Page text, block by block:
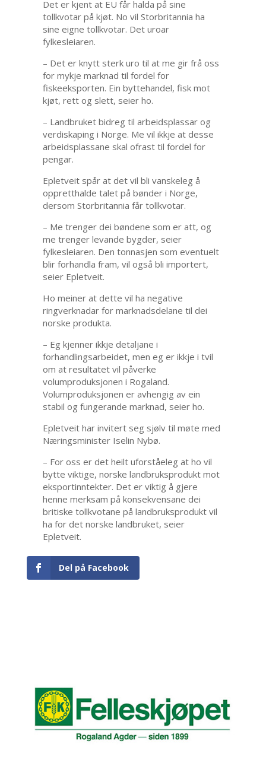
Det er kjent at EU får halda på sine
tollkvotar på kjøt. No vil Storbritannia ha
sine eigne tollkvotar. Det uroar
fylkesleiaren.
– Det er knytt sterk uro til at me gir frå oss
for mykje marknad til fordel for
fiskeeksporten. Ein byttehandel, fisk mot
kjøt, rett og slett, seier ho.
– Landbruket bidreg til arbeidsplassar og
verdiskaping i Norge. Me vil ikkje at desse
arbeidsplassane skal ofrast til fordel for
pengar.
Epletveit spår at det vil bli vanskeleg å
oppretthalde talet på bønder i Norge,
dersom Storbritannia får tollkvotar.
– Me trenger dei bøndene som er att, og
me trenger levande bygder, seier
fylkesleiaren. Den tonnasjen som eventuelt
blir forhandla fram, vil også bli importert,
seier Epletveit.
Ho meiner at dette vil ha negative
ringverknadar for marknadsdelane til dei
norske produkta.
– Eg kjenner ikkje detaljane i
forhandlingsarbeidet, men eg er ikkje i tvil
om at resultatet vil påverke
volumproduksjonen i Rogaland.
Volumproduksjonen er avhengig av ein
stabil og fungerande marknad, seier ho.
Epletveit har invitert seg sjølv til møte med
Næringsminister Iselin Nybø.
– For oss er det heilt uforståeleg at ho vil
bytte viktige, norske landbruksprodukt mot
eksportinntekter. Det er viktig å gjere
henne merksam på konsekvensane dei
britiske tollkvotane på landbruksprodukt vil
ha for det norske landbruket, seier
Epletveit.
Del på Facebook